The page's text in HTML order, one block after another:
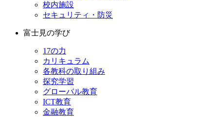
校内施設
セキュリティ・防災
富士見の学び
17の力
カリキュラム
各教科の取り組み
探究学習
グローバル教育
ICT教育
金融教育